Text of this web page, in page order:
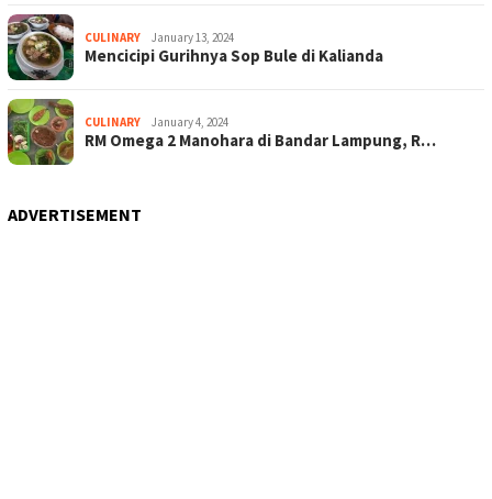
CULINARY January 13, 2024
Mencicipi Gurihnya Sop Bule di Kalianda
CULINARY January 4, 2024
RM Omega 2 Manohara di Bandar Lampung, R…
ADVERTISEMENT